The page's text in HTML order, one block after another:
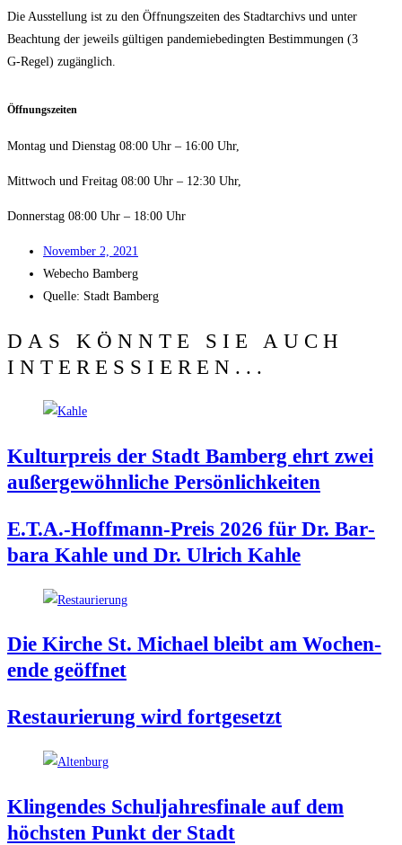
Die Aus­stel­lung ist zu den Öff­nungs­zei­ten des Stadt­ar­chivs und unter
Beach­tung der jeweils gül­ti­gen pan­de­mie­be­ding­ten Bestim­mun­gen (3
G‑Regel) zugänglich.
Öff­nungs­zei­ten
Mon­tag und Diens­tag 08:00 Uhr – 16:00 Uhr,
Mitt­woch und Frei­tag 08:00 Uhr – 12:30 Uhr,
Don­ners­tag 08:00 Uhr – 18:00 Uhr
Novem­ber 2, 2021
Web­echo Bamberg
Quel­le: Stadt Bamberg
DAS KÖNNTE SIE AUCH
INTERESSIEREN...
Kul­tur­preis der Stadt Bam­berg ehrt zwei
außer­ge­wöhn­li­che Persönlichkeiten
E.T.A.-Hoffmann-Preis 2026 für Dr. Bar­
ba­ra Kah­le und Dr. Ulrich Kahle
Die Kir­che St. Micha­el bleibt am Wochen­
en­de geöffnet
Restau­rie­rung wird fortgesetzt
Klin­gen­des Schul­jah­res­fi­na­le auf dem
höchs­ten Punkt der Stadt